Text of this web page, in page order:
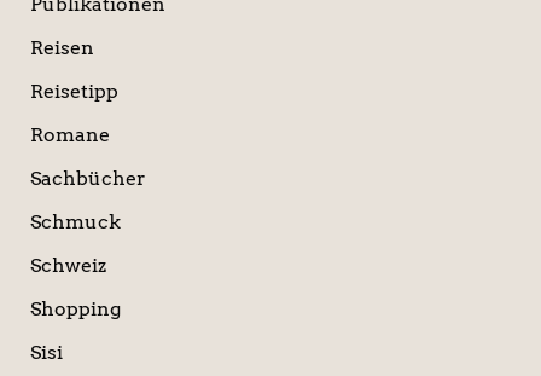
Reisen
Reisetipp
Romane
Sachbücher
Schmuck
Schweiz
Shopping
Sisi